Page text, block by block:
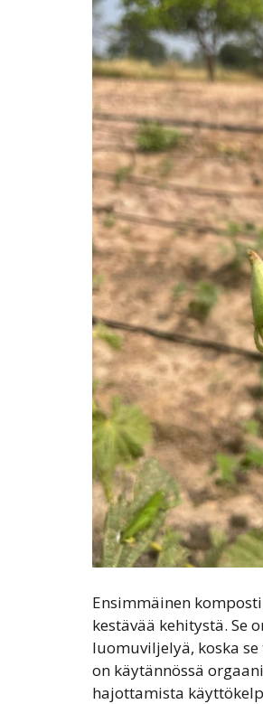
Ensimmäinen
kestävää kehitystä. Se
luomuviljelyä, koska
on käytännössä
hajottamista